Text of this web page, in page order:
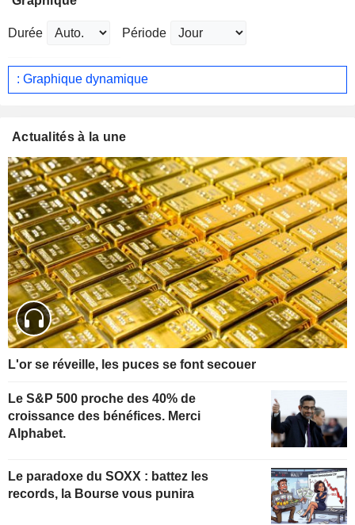
Durée Période
: Graphique dynamique
Actualités à la une
L'or se réveille, les puces se font secouer
Le S&P 500 proche des 40% de
croissance des bénéfices. Merci
Alphabet.
Le paradoxe du SOXX : battez les
records, la Bourse vous punira